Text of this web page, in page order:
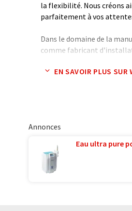
la flexibilité. Nous créons
parfaitement à vos
Dans le domaine de la
comme fabricant
locales de nos clients. En
modifications et de
maximale et pouvez
Note: Cet article a été
humaine. LUMITOS
EN SAVOIR PLUS SUR
Annonces
Eau ultra pure